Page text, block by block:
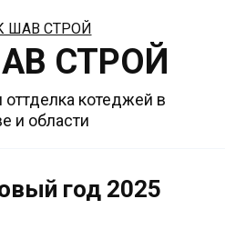
СТРОЙ
оттделка котеджей в
и области
год 2025